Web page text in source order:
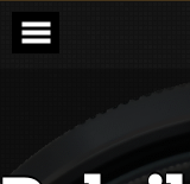
Skip
content